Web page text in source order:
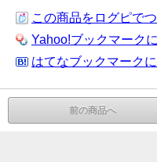
この商品をログピでつ
Yahoo!ブックマーク
はてなブックマーク
前の商品へ